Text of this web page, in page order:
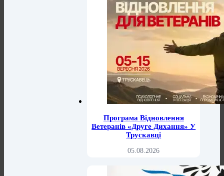
Програма Відновлення
Ветеранів «Друге Дихання» У
Трускавці
05.08.2026